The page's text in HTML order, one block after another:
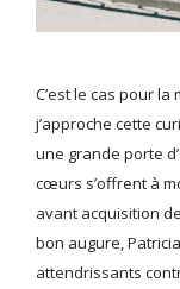
C’est le cas pour
j’approche cette
une grande porte
cœurs s’offrent à
avant acquisition
bon augure,
attendrissants